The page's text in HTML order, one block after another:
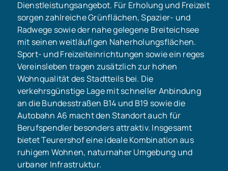
Dienstleistungsangebot. Für Erholung und Freizeit
sorgen zahlreiche Grünflächen, Spazier- und
Radwege sowie der nahe gelegene Breiteichsee
mit seinen weitläufigen Naherholungsflächen.
Sport- und Freizeiteinrichtungen sowie ein reges
Vereinsleben tragen zusätzlich zur hohen
Wohnqualität des Stadtteils bei. Die
verkehrsgünstige Lage mit schneller Anbindung
an die Bundesstraßen B14 und B19 sowie die
Autobahn A6 macht den Standort auch für
Berufspendler besonders attraktiv. Insgesamt
bietet Teurershof eine ideale Kombination aus
ruhigem Wohnen, naturnaher Umgebung und
urbaner Infrastruktur.